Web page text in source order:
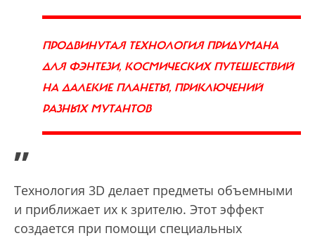
ПРОДВИНУТАЯ ТЕХНОЛОГИЯ ПРИДУМАНА
ДЛЯ ФЭНТЕЗИ, КОСМИЧЕСКИХ ПУТЕШЕСТВИЙ
НА ДАЛЕКИЕ ПЛАНЕТЫ, ПРИКЛЮЧЕНИЙ
РАЗНЫХ МУТАНТОВ
”
Технология 3D делает предметы объемными
и приближает их к зрителю. Этот эффект
создается при помощи специальных